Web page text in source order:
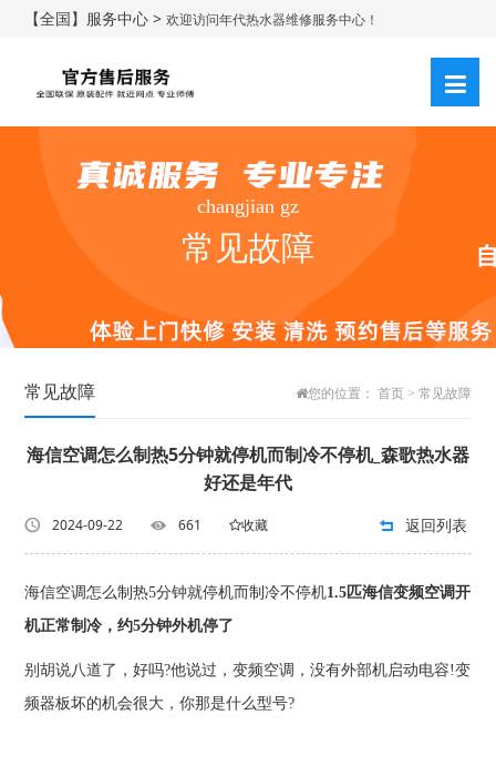
【全国】服务中心 >欢迎访问年代热水器维修服务中心！
changjian gz
常见故障
常见故障 您的位置： 首页> 常见故障
海信空调怎么制热5分钟就停机而制冷不停机_森歌热水器
好还是年代
2024-09-22 661 收藏 返回列表
海信空调怎么制热5分钟就停机而制冷不停机1.5匹海信变频空调开
机正常制冷，约5分钟外机停了
别胡说八道了，好吗?他说过，变频空调，没有外部机启动电容!变
频器板坏的机会很大，你那是什么型号?